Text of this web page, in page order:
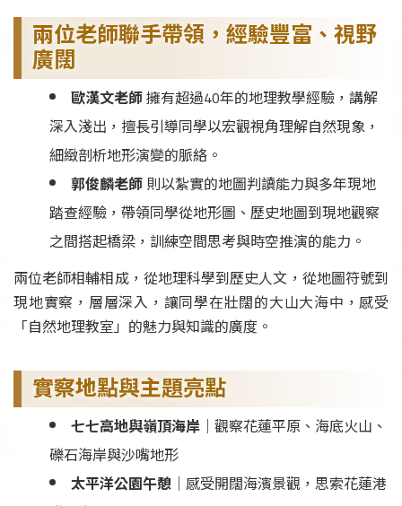
兩位老師聯手帶領，經驗豐富、視野
廣闊
歐漢文老師擁有超過40年的地理教學經驗，講解
深入淺出，擅長引導同學以宏觀視角理解自然現象，
細緻剖析地形演變的脈絡。
郭俊麟老師則以紮實的地圖判讀能力與多年現地
踏查經驗，帶領同學從地形圖、歷史地圖到現地觀察
之間搭起橋梁，訓練空間思考與時空推演的能力。
兩位老師相輔相成，從地理科學到歷史人文，從地圖符號到
現地實察，層層深入，讓同學在壯闊的大山大海中，感受
「自然地理教室」的魅力與知識的廣度。
實察地點與主題亮點
七七高地與嶺頂海岸 ｜觀察花蓮平原、海底火山、
礫石海岸與沙嘴地形
太平洋公園午憩 ｜感受開闊海濱景觀，思索花蓮港